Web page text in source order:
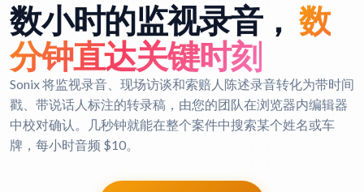
数小时的监视录音， 数
分钟直达关键时刻
Sonix 将监视录音、现场访谈和索赔人陈述录音转化为带时间
戳、带说话人标注的转录稿，由您的团队在浏览器内编辑器
中校对确认。几秒钟就能在整个案件中搜索某个姓名或车
牌，每小时音频 $10。